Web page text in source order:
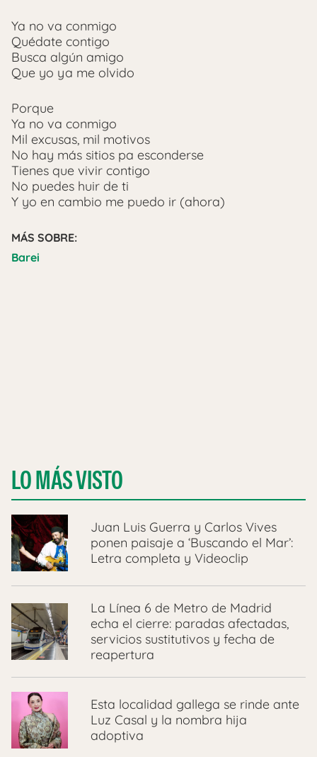
Ya no va conmigo
Quédate contigo
Busca algún amigo
Que yo ya me olvido
Porque
Ya no va conmigo
Mil excusas, mil motivos
No hay más sitios pa esconderse
Tienes que vivir contigo
No puedes huir de ti
Y yo en cambio me puedo ir (ahora)
MÁS SOBRE:
Barei
LO MÁS VISTO
Juan Luis Guerra y Carlos Vives
ponen paisaje a ‘Buscando el Mar’:
Letra completa y Videoclip
La Línea 6 de Metro de Madrid
echa el cierre: paradas afectadas,
servicios sustitutivos y fecha de
reapertura
Esta localidad gallega se rinde ante
Luz Casal y la nombra hija
adoptiva